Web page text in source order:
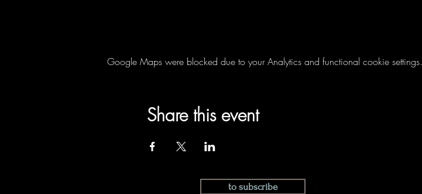
Google Maps were blocked due to your Analytics and functional cookie settings.
Share this event
to subscribe